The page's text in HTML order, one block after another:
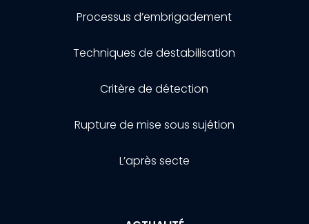
Processus d’embrigadement
Techniques de destabilisation
Critère de détection
Rupture de mise sous sujétion
L’après secte